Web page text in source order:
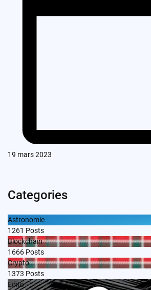
19 mars 2023
Categories
Astronomie
1261 Posts
Blockchain
1666 Posts
Crypto
1373 Posts
Edito